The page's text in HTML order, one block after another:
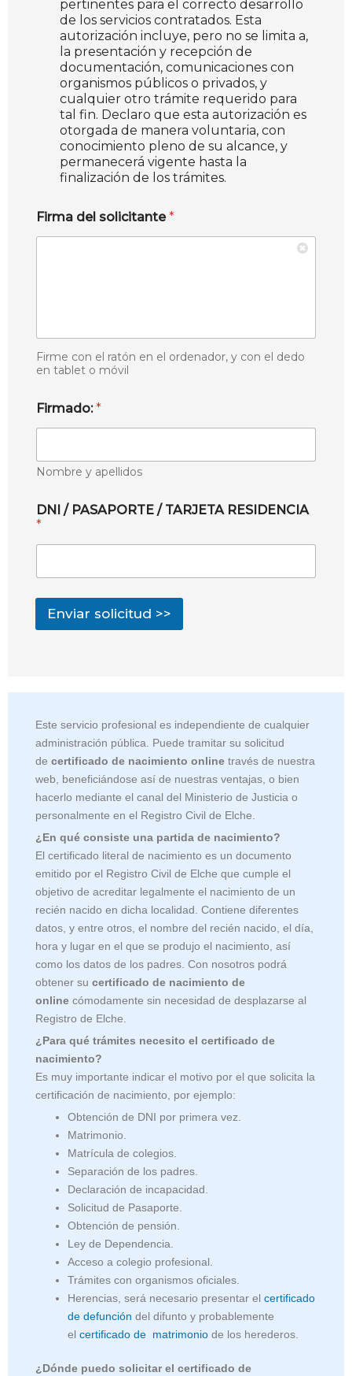
pertinentes para el correcto desarrollo
de los servicios contratados. Esta
autorización incluye, pero no se limita a,
la presentación y recepción de
documentación, comunicaciones con
organismos públicos o privados, y
cualquier otro trámite requerido para
tal fin. Declaro que esta autorización es
otorgada de manera voluntaria, con
conocimiento pleno de su alcance, y
permanecerá vigente hasta la
finalización de los trámites.
Firma del solicitante*
Firme con el ratón en el ordenador, y con el dedo
en tablet o móvil
Firmado:*
Nombre y apellidos
DNI / PASAPORTE / TARJETA RESIDENCIA
*
Enviar solicitud >>
Este servicio profesional es independiente de cualquier
administración pública. Puede tramitar su solicitud
de certificado de nacimiento online través de nuestra
web, beneficiándose así de nuestras ventajas, o bien
hacerlo mediante el canal del Ministerio de Justicia o
personalmente en el Registro Civil de Elche.
¿En qué consiste una partida de nacimiento?
El certificado literal de nacimiento es un documento
emitido por el Registro Civil de Elche que cumple el
objetivo de acreditar legalmente el nacimiento de un
recién nacido en dicha localidad. Contiene diferentes
datos, y entre otros, el nombre del recién nacido, el día,
hora y lugar en el que se produjo el nacimiento, así
como los datos de los padres. Con nosotros podrá
obtener su certificado de nacimiento de
online cómodamente sin necesidad de desplazarse al
Registro de Elche.
¿Para qué trámites necesito el certificado de
nacimiento?
Es muy importante indicar el motivo por el que solicita la
certificación de nacimiento, por ejemplo:
Obtención de DNI por primera vez.
Matrimonio.
Matrícula de colegios.
Separación de los padres.
Declaración de incapacidad.
Solicitud de Pasaporte.
Obtención de pensión.
Ley de Dependencia.
Acceso a colegio profesional.
Trámites con organismos oficiales.
Herencias, será necesario presentar elcertificado
de defunción del difunto y probablemente
elcertificado de matrimonio de los herederos.
¿Dónde puedo solicitar el certificado de